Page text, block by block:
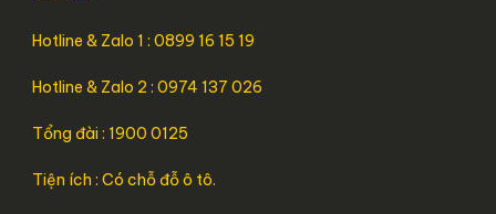
Hotline & Zalo 1 : 0899 16 15 19
Hotline & Zalo 2 : 0974 137 026
Tổng đài : 1900 0125
Tiện ích : Có chỗ đỗ ô tô.